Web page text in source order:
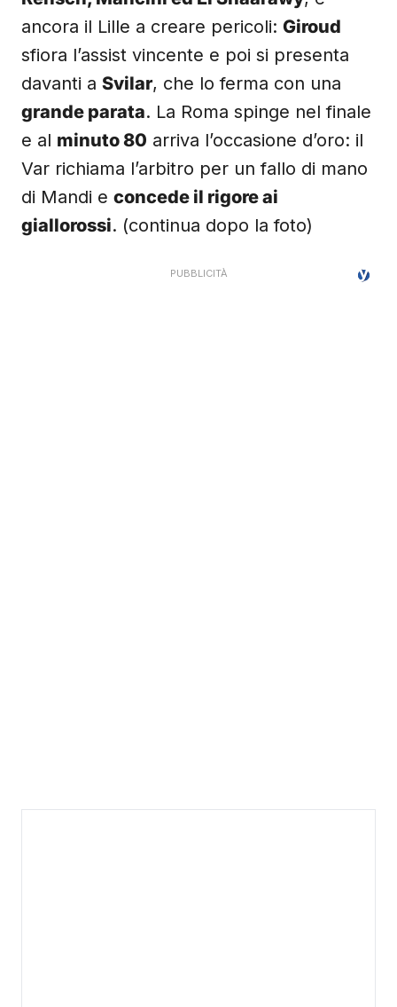
ancora il Lille a creare pericoli: Giroud
sfiora l’assist vincente e poi si presenta
davanti a Svilar, che lo ferma con una
grande parata. La Roma spinge nel finale
e al minuto 80 arriva l’occasione d’oro: il
Var richiama l’arbitro per un fallo di mano
di Mandi e concede il rigore ai
giallorossi. (continua dopo la foto)